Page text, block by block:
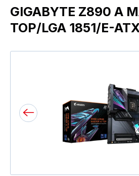
GIGABYTE Z890 A
TOP/LGA 1851/E-